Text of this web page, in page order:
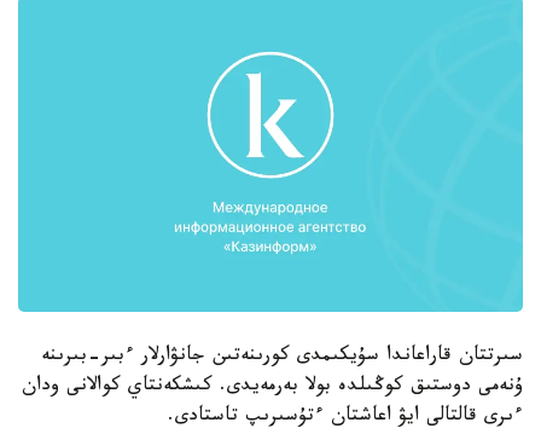
سىرتتان قاراعاندا سۇيكىمدى كورىنەتىن جانۋارلار ءبىر-بىرىنە
ۇنەمى دوستىق كوڭىلدە بولا بەرمەيدى. كىشكەنتاي كوالانى ودان
ءىرى قالتالى ايۋ اعاشتان ءتۇسىرىپ تاستادى.